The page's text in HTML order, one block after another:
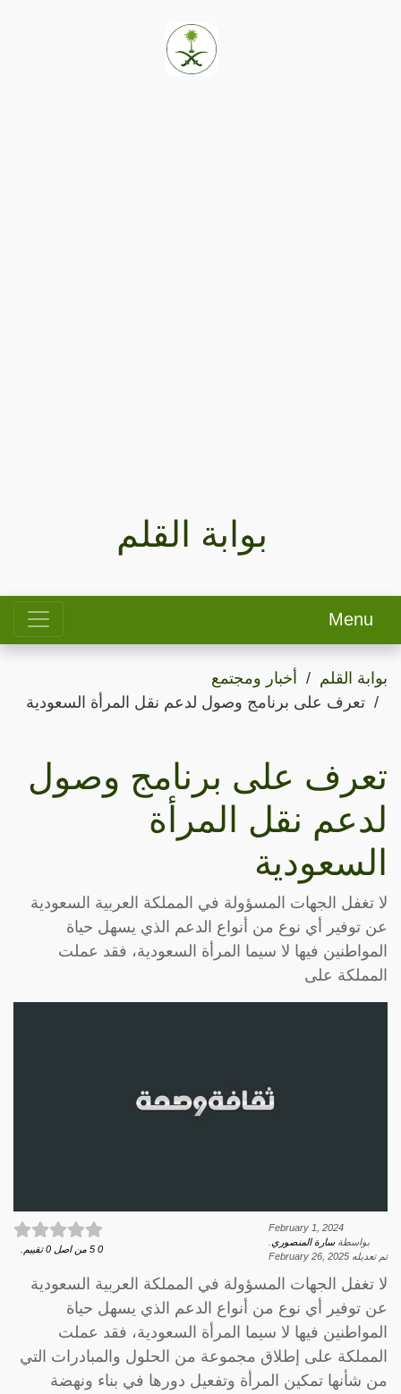
بوابة القلم
Menu
بوابة القلم
أخبار ومجتمع
تعرف على برنامج وصول لدعم نقل المرأة السعودية
تعرف على برنامج وصول
لدعم نقل المرأة
السعودية
لا تغفل الجهات المسؤولة في المملكة العربية السعودية
عن توفير أي نوع من أنواع الدعم الذي يسهل حياة
المواطنين فيها لا سيما المرأة السعودية، فقد عملت
المملكة على
February 1, 2024
بواسطةسارة المنصوري
تم تعديله February 26, 2025
0
5 من اصل 0 تقييم.
لا تغفل الجهات المسؤولة في المملكة العربية السعودية
عن توفير أي نوع من أنواع الدعم الذي يسهل حياة
المواطنين فيها لا سيما المرأة السعودية، فقد عملت
المملكة على إطلاق مجموعة من الحلول والمبادرات التي
من شأنها تمكين المرأة وتفعيل دورها في بناء ونهضة